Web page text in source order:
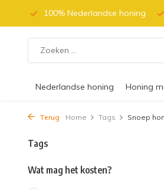
100% Nederlandse honing
Nederlandse honing Honing
Terug Home Tags Snoep
Tags
Wat mag het kosten?